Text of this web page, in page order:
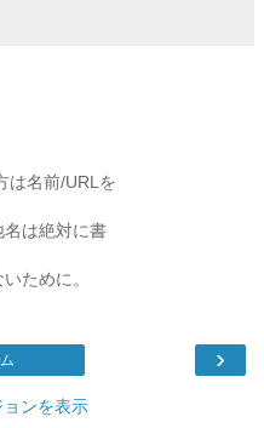
は名前/URLを
名は絶対に書
ために。
›
ンを表示